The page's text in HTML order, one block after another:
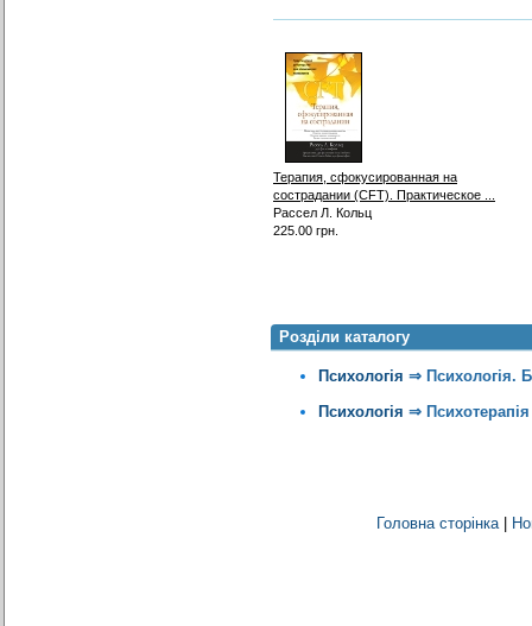
Терапия, сфокусированная на
сострадании (CFT). Практическое ...
Рассел Л. Кольц
225.00 грн.
Розділи каталогу
Психологія ⇒ Психологія.
Психологія ⇒ Психотерапія
Головна сторінка|